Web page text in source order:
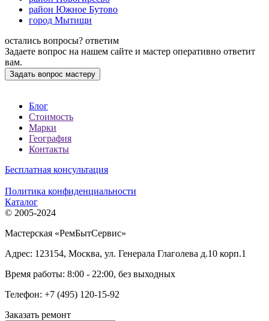
район Южное Бутово
город Мытищи
остались вопросы? ответим
Задаете вопрос на нашем сайте и мастер оперативно ответит
вам.
Задать вопрос мастеру
Блог
Стоимость
Марки
География
Контакты
Бесплатная консультация
Политика конфиденциальности
Каталог
© 2005-2024
Мастерская «РемБытСервис»
Адрес: 123154, Москва, ул. Генерала Глаголева д.10 корп.1
Время работы: 8:00 - 22:00, без выходных
Телефон: +7 (495) 120-15-92
Заказать ремонт